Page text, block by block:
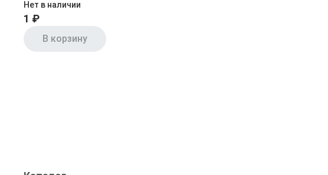
Нет в наличии
1 ₽
В корзину